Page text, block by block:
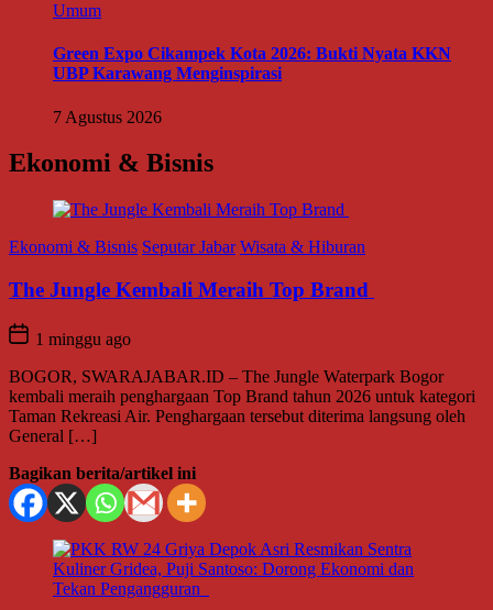
Umum
Green Expo Cikampek Kota 2026: Bukti Nyata KKN
UBP Karawang Menginspirasi
7 Agustus 2026
Ekonomi & Bisnis
Ekonomi & Bisnis Seputar Jabar Wisata & Hiburan
The Jungle Kembali Meraih Top Brand
1 minggu ago
BOGOR, SWARAJABAR.ID – The Jungle Waterpark Bogor
kembali meraih penghargaan Top Brand tahun 2026 untuk kategori
Taman Rekreasi Air. Penghargaan tersebut diterima langsung oleh
General […]
Bagikan berita/artikel ini